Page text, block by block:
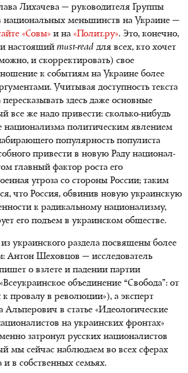
Лихачева — руководителя Группы
национальных меньшинств на Украине —
«Совы» и на «Полит.ру». Это, конечно,
настоящий must-read для всех, кто хочет
и скорректировать) свое
к событиям на Украине более
Учитывая доступность текста
здесь даже основные
все же надо привести: сколько-нибудь
политическим явлением
популярность популиста
привести в новую Раду национал-
главный фактор роста его
угроза со стороны России; таким
что Россия, обвинив новую украинскую
к радикальному национализму,
его подъем в украинском обществе.
украинского раздела посвящены более
Антон Шеховцов — исследователь
о взлете и падении партии
объединение “Свобода”: от
к провалу в революции»), а эксперт
Альперович в статье «Идеологические
на украинских фронтах»
затронул русских националистов
мы сейчас наблюдаем во всех сферах
и в собственных семьях.